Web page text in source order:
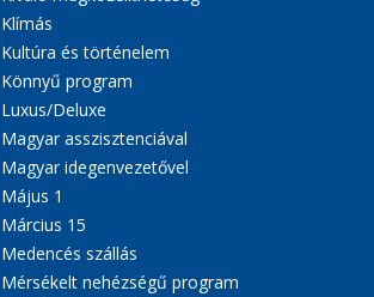
Klímás
Kultúra és történelem
Könnyű program
Luxus/Deluxe
Magyar asszisztenciával
Magyar idegenvezetővel
Május 1
Március 15
Medencés szállás
Mérsékelt nehézségű program